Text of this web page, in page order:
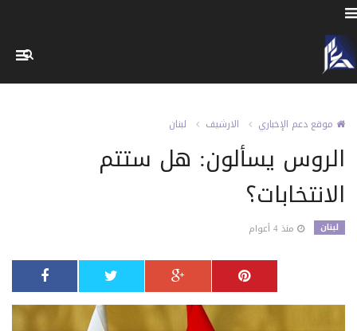
موقع دعم الإخباري الارشيف لبنان
الروس يسألون: هل ستتم
الانتخابات؟
لبنان منذ 4 أعوام